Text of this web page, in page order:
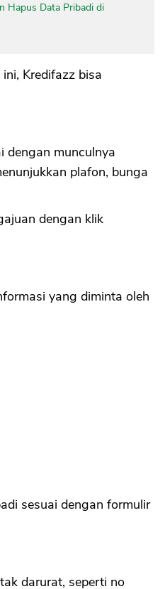
Hapus Data Pribadi di
Kredifazz bisa
dengan munculnya
plafon, bunga
dengan klik
yang diminta oleh
sesuai dengan formulir
darurat, seperti no